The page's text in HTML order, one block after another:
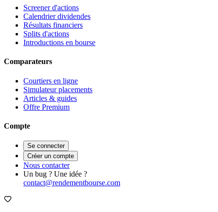
Screener d'actions
Calendrier dividendes
Résultats financiers
Splits d'actions
Introductions en bourse
Comparateurs
Courtiers en ligne
Simulateur placements
Articles & guides
Offre Premium
Compte
Se connecter
Créer un compte
Nous contacter
Un bug ? Une idée ?
contact@rendementbourse.com